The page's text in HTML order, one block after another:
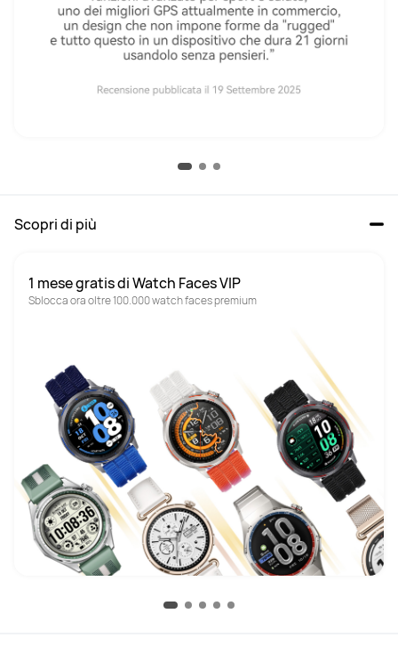
Scopri di più
1 mese gratis di Watch Faces VIP
Sblocca ora oltre 100.000 watch faces premium